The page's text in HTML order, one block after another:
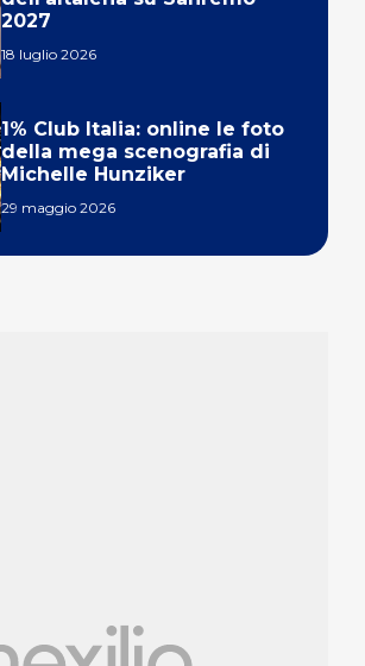
2027
18 luglio 2026
1% Club Italia: online le foto
della mega scenografia di
Michelle Hunziker
29 maggio 2026